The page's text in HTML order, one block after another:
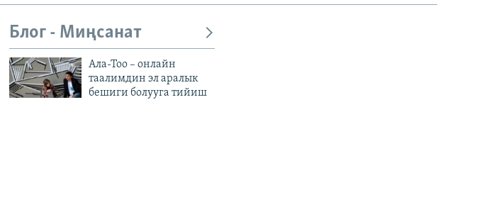
Блог - Миңсанат
Ала-Тоо – онлайн
таалимдин эл аралык
бешиги болууга тийиш